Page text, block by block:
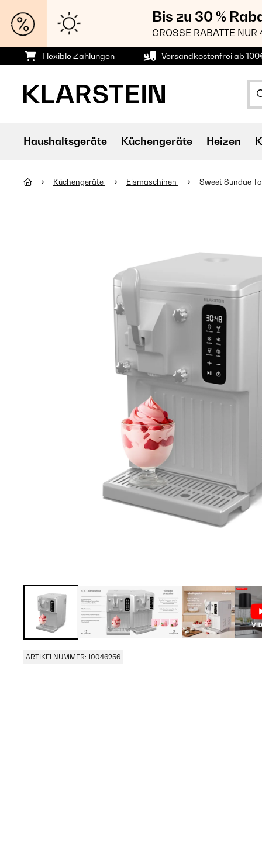
Bis zu 30 %
GROSSE RABATTE
Flexible Zahlungen Versandkostenfrei ab
Haushaltsgeräte Küchengeräte Heizen
Küchengeräte Eismaschinen Sweet Sundae
ARTIKELNUMMER: 10046256